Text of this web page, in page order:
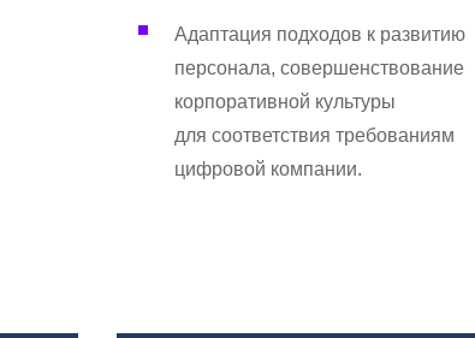
Адаптация подходов к развитию
персонала, совершенствование
корпоративной культуры
для соответствия требованиям
цифровой компании.